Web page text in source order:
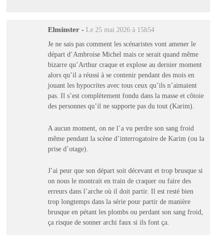
Elminster - Le 25 mai 2026 à 15h54
Je ne sais pas comment les scénaristes vont amener le
départ d’Ambroise Michel mais ce serait quand même
bizarre qu’Arthur craque et explose au dernier moment
alors qu’il a réussi à se contenir pendant des mois en
jouant les hypocrites avec tous ceux qu’ils n’aimaient
pas. Il s’est complètement fondu dans la masse et côtoie
des personnes qu’il ne supporte pas du tout (Karim).
A aucun moment, on ne l’a vu perdre son sang froid
même pendant la scène d’interrogatoire de Karim (ou la
prise d’otage).
J’ai peur que son départ soit décevant et trop brusque si
on nous le montrait en train de craquer ou faire des
erreurs dans l’arche où il doit partir. Il est resté bien
trop longtemps dans la série pour partir de manière
brusque en pétant les plombs ou perdant son sang froid,
ça risque de sonner archi faux si ils font ça.